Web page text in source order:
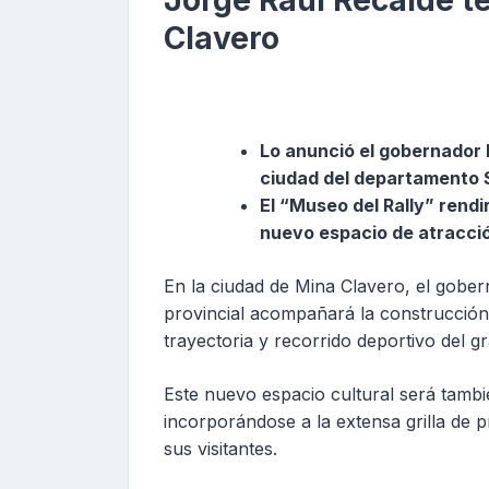
Clavero
Lo anunció el
ciudad del departamento
El “Museo del Rally”
nuevo espacio de
En la ciudad de Mina Clavero, el
provincial acompañará la
trayectoria y recorrido deportivo del
Este nuevo espacio cultural será
incorporándose a la extensa grilla de
sus visitantes.